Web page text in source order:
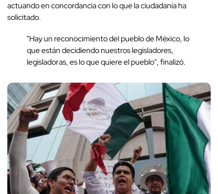
actuando en concordancia con lo que la ciudadanía ha
solicitado.
"Hay un reconocimiento del pueblo de México, lo
que están decidiendo nuestros legisladores,
legisladoras, es lo que quiere el pueblo", finalizó.